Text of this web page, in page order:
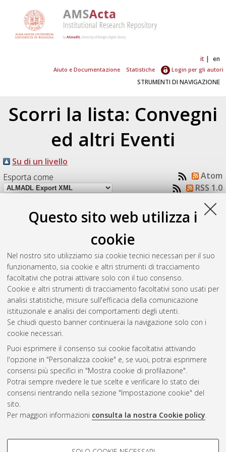
Questo sito web utilizza i
cookie
Nel nostro sito utilizziamo sia cookie tecnici necessari per il suo
funzionamento, sia cookie e altri strumenti di tracciamento
facoltativi che potrai attivare solo con il tuo consenso.
Cookie e altri strumenti di tracciamento facoltativi sono usati per
analisi statistiche, misure sull'efficacia della comunicazione
istituzionale e analisi dei comportamenti degli utenti.
Se chiudi questo banner continuerai la navigazione solo con i
cookie necessari.
Puoi esprimere il consenso sui cookie facoltativi attivando
l'opzione in "Personalizza cookie" e, se vuoi, potrai esprimere
consensi più specifici in "Mostra cookie di profilazione".
Potrai sempre rivedere le tue scelte e verificare lo stato dei
consensi rientrando nella sezione "Impostazione cookie" del
sito.
Per maggiori informazioni consulta la nostra Cookie policy.
COOKIE DI PROFILAZIONE -
it en
Aiuto e Documentazione Statistiche Login per gli autori
STRUMENTI DI NAVIGAZIONE
Scorri la lista: Convegni
ed altri Eventi
Su di un livello
Esporta come
Atom
RSS 1.0
Numero di documenti:1 .
(2012)La cooperazione e lo sviluppo dei
sistemi turistici locali: percorsi e ritorni in quarant'anni di
sviluppo del sistema turistico riminese.In: Riunione Scientifica
Società Italiana di studi sul turismo, 26-27 ottobre 2012,
Palermo.
Questa lista e' stata generata ilSat Aug 8 20:33:13 2026
CEST
Atom
Rss
2.0
AMS Acta
ISSN: 2038-7954
re3data.org -
doi.org/10.17616/R3P19R
Servizio implementato e
Impostazioni Cookie